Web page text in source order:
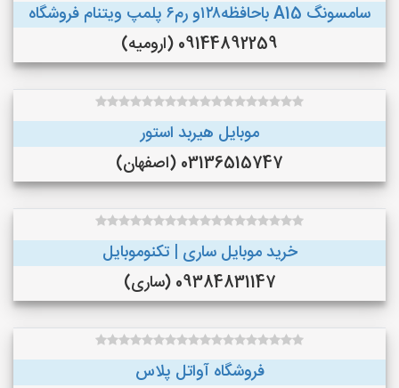
سامسونگ A15 باحافظه۱۲۸و رم۶ پلمپ ویتنام فروشگاه
09144892259 (ارومیه)
موبایل هیربد استور
03136515747 (اصفهان)
خرید موبایل ساری | تکنوموبایل
09384831147 (ساری)
فروشگاه آواتل پلاس